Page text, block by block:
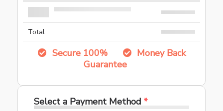
Total
Secure 100%
Money Back
Guarantee
Select a Payment Method